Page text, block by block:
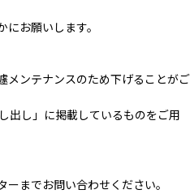
お願いします。
メンテナンスのため下げることがご
出し」に掲載しているものをご用
までお問い合わせください。